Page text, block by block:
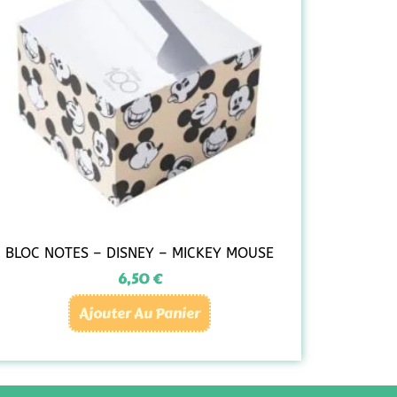
BLOC NOTES – DISNEY – MICKEY MOUSE
6,50€
Ajouter Au Panier